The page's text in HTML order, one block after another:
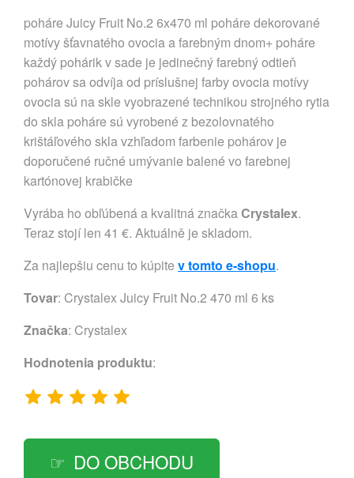
poháre Juicy Fruit No.2 6x470 ml poháre dekorované
motívy šťavnatého ovocia a farebným dnom+ poháre
každý pohárik v sade je jedinečný farebný odtieň
pohárov sa odvíja od príslušnej farby ovocia motívy
ovocia sú na skle vyobrazené technikou strojného rytia
do skla poháre sú vyrobené z bezolovnatého
krištáľového skla vzhľadom farbenie pohárov je
doporučené ručné umývanie balené vo farebnej
kartónovej krabičke
Vyrába ho obľúbená a kvalitná značkaCrystalex.
Teraz stojí len 41 €. Aktuálně je skladom.
Za najlepšiu cenu to kúpite v tomto e-shopu.
Tovar: Crystalex Juicy Fruit No.2 470 ml 6 ks
Značka: Crystalex
Hodnotenia produktu:
DO OBCHODU